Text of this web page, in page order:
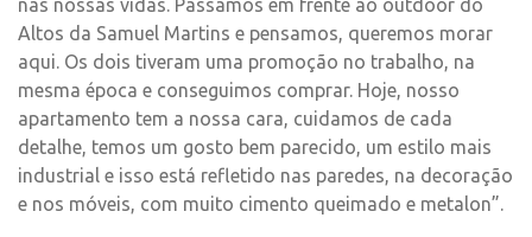
nas nossas vidas. Passamos em frente ao outdoor do
Altos da Samuel Martins e pensamos, queremos morar
aqui. Os dois tiveram uma promoção no trabalho, na
mesma época e conseguimos comprar. Hoje, nosso
apartamento tem a nossa cara, cuidamos de cada
detalhe, temos um gosto bem parecido, um estilo mais
industrial e isso está refletido nas paredes, na decoração
e nos móveis, com muito cimento queimado e metalon”.